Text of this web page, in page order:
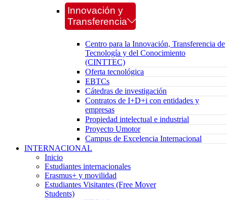
Innovación y
Transferencia
Centro para la Innovación, Transferencia de
Tecnología y del Conocimiento
(CINTTEC)
Oferta tecnológica
EBTCs
Cátedras de investigación
Contratos de I+D+i con entidades y
empresas
Propiedad intelectual e industrial
Proyecto Umotor
Campus de Excelencia Internacional
INTERNACIONAL
Inicio
Estudiantes internacionales
Erasmus+ y movilidad
Estudiantes Visitantes (Free Mover
Students)